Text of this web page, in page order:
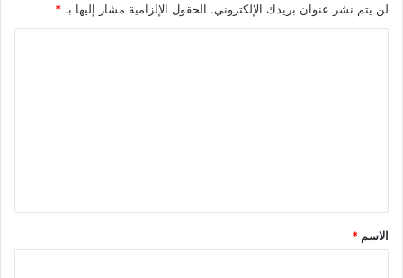
لن يتم نشر عنوان بريدك الإلكتروني. الحقول الإلزامية مشار إليها بـ *
*
الاسم *